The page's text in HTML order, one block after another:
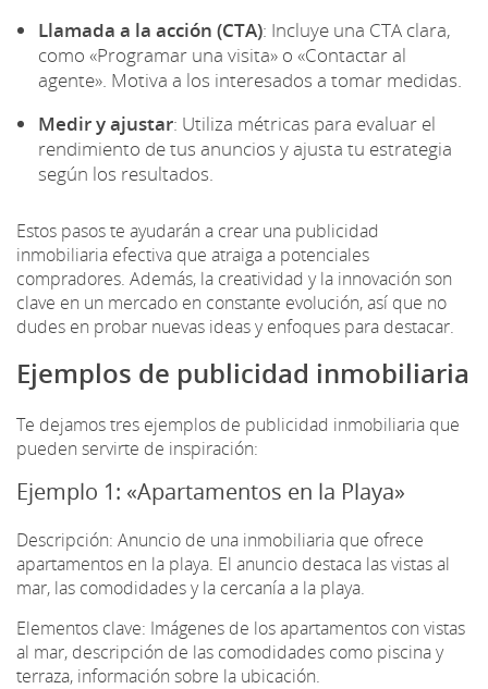
Llamada a la acción (CTA): Incluye una CTA clara,
como «Programar una visita» o «Contactar al
agente». Motiva a los interesados a tomar medidas.
Medir y ajustar: Utiliza métricas para evaluar el
rendimiento de tus anuncios y ajusta tu estrategia
según los resultados.
Estos pasos te ayudarán a crear una publicidad
inmobiliaria efectiva que atraiga a potenciales
compradores. Además, la creatividad y la innovación son
clave en un mercado en constante evolución, así que no
dudes en probar nuevas ideas y enfoques para destacar.
Ejemplos de publicidad inmobiliaria
Te dejamos tres ejemplos de publicidad inmobiliaria que
pueden servirte de inspiración:
Ejemplo 1: «Apartamentos en la Playa»
Descripción: Anuncio de una inmobiliaria que ofrece
apartamentos en la playa. El anuncio destaca las vistas al
mar, las comodidades y la cercanía a la playa.
Elementos clave: Imágenes de los apartamentos con vistas
al mar, descripción de las comodidades como piscina y
terraza, información sobre la ubicación.